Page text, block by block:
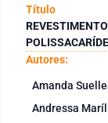
Título
Autores:
Amanda
Andressa